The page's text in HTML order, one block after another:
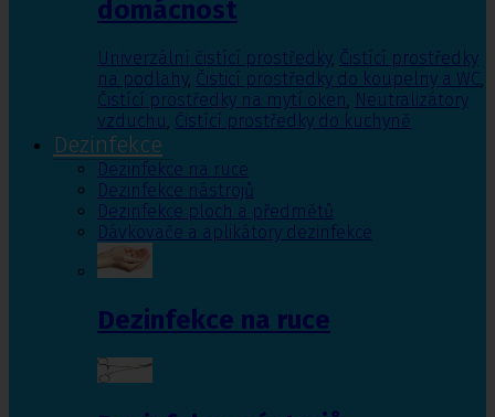
domácnost
Univerzální čistící prostředky, Čistící prostředky
na podlahy, Čisticí prostředky do koupelny a WC,
Čistící prostředky na mytí oken, Neutralizátory
vzduchu, Čistící prostředky do kuchyně
Dezinfekce
Dezinfekce na ruce
Dezinfekce nástrojů
Dezinfekce ploch a předmětů
Dávkovače a aplikátory dezinfekce
Dezinfekce na ruce